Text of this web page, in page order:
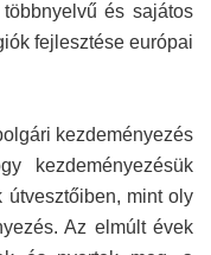
és sajátos
fejlesztése európai
kezdeményezés
kezdeményezésük
útvesztőiben, mint oly
Az elmúlt évek